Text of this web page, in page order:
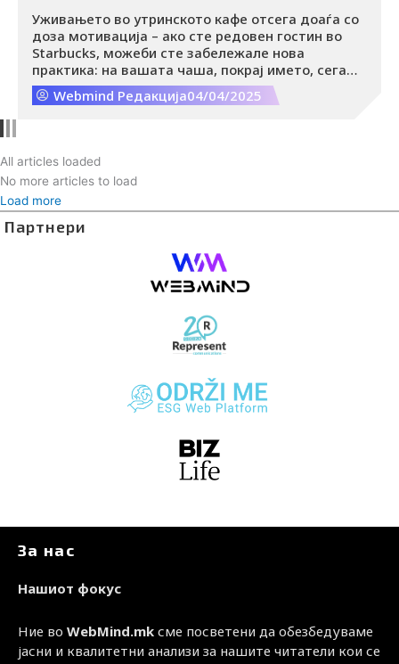
Уживањето во утринското кафе отсега доаѓа со
доза мотивација – ако сте редовен гостин во
Starbucks, можеби сте забележале нова
практика: на вашата чаша, покрај името, сега
може да ве пречека и кратка мотивациска
порака.
Webmind Редакција04/04/2025
All articles loaded
No more articles to load
Load more
Партнери
За нас
Нашиот фокус
Ние во WebMind.mk сме посветени да обезбедуваме
јасни и квалитетни анализи за нашите читатели кои се